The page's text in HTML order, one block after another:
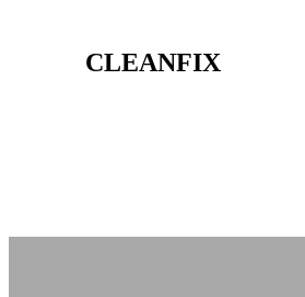
CLEANFIX